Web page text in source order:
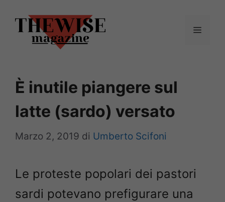
contenuto
Menu
È inutile piangere sul
latte (sardo) versato
Marzo 2, 2019 di Umberto Scifoni
Le proteste popolari dei pastori
sardi potevano prefigurare una